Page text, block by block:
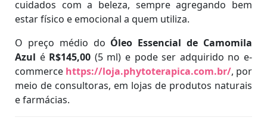
cuidados com a beleza, sempre agregando bem
estar físico e emocional a quem utiliza.
O preço médio do Óleo Essencial de Camomila
Azul é R$145,00 (5 ml) e pode ser adquirido no e-
commerce https://loja.phytoterapica.com.br/, por
meio de consultoras, em lojas de produtos naturais
e farmácias.